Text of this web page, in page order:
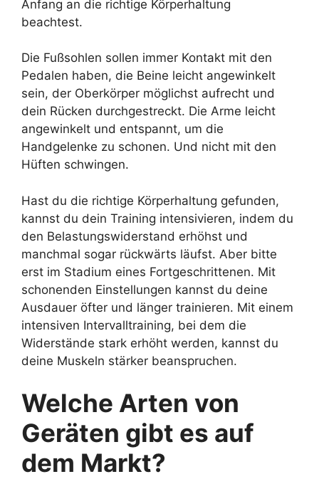
Anfang an die richtige Körperhaltung
beachtest.
Die Fußsohlen sollen immer Kontakt mit den
Pedalen haben, die Beine leicht angewinkelt
sein, der Oberkörper möglichst aufrecht und
dein Rücken durchgestreckt. Die Arme leicht
angewinkelt und entspannt, um die
Handgelenke zu schonen. Und nicht mit den
Hüften schwingen.
Hast du die richtige Körperhaltung gefunden,
kannst du dein Training intensivieren, indem du
den Belastungswiderstand erhöhst und
manchmal sogar rückwärts läufst. Aber bitte
erst im Stadium eines Fortgeschrittenen. Mit
schonenden Einstellungen kannst du deine
Ausdauer öfter und länger trainieren. Mit einem
intensiven Intervalltraining, bei dem die
Widerstände stark erhöht werden, kannst du
deine Muskeln stärker beanspruchen.
Welche Arten von
Geräten gibt es auf
dem Markt?